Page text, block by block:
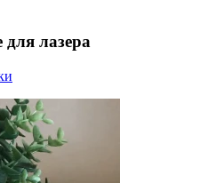
лазера